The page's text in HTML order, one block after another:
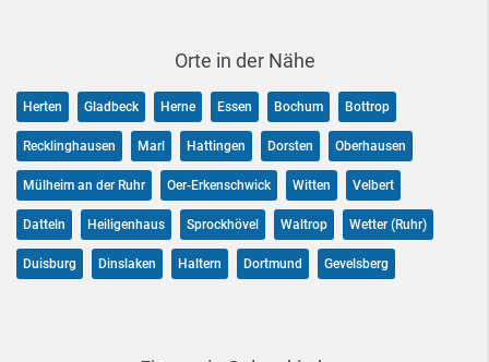
Orte in der Nähe
Herten Gladbeck Herne Essen Bochum Bottrop
Recklinghausen Marl Hattingen Dorsten Oberhausen
Mülheim an der Ruhr Oer-Erkenschwick Witten Velbert
Datteln Heiligenhaus Sprockhövel Waltrop Wetter (Ruhr)
Duisburg Dinslaken Haltern Dortmund Gevelsberg